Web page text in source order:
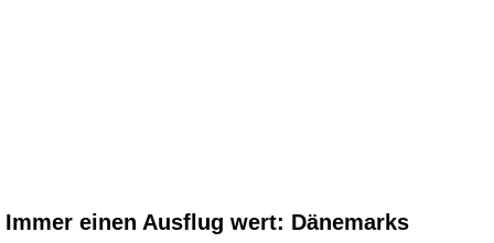
Immer einen Ausflug wert: Dänemarks